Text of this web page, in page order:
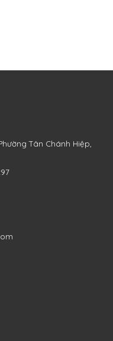
Tân Chánh Hiệp,